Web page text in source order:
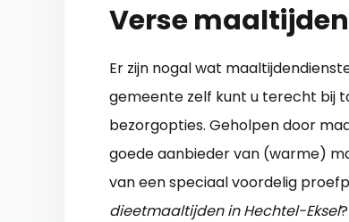
Verse
Er zijn nogal wat
gemeente zelf kunt u terecht bij
bezorgopties. Geholpen door
goede aanbieder van (warme)
van een speciaal voordelig
dieetmaaltijden in Hechtel-Eksel